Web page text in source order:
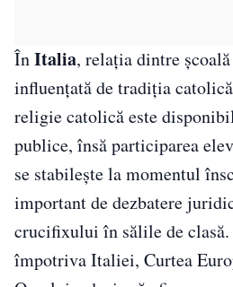
ÎnItalia, relația dintre
influențată de tradiția
religie catolică este
publice, însă participarea
se stabilește la momentul
important de dezbatere
crucifixului în sălile de
împotriva Italiei, Curtea